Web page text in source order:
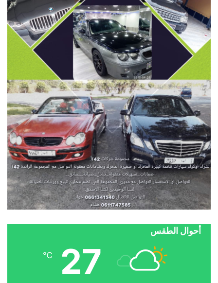
أحوال الطقس
27
℃